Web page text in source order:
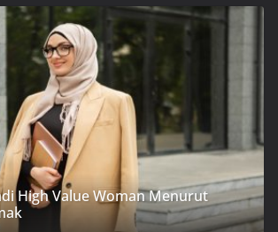
High Value Woman Menurut